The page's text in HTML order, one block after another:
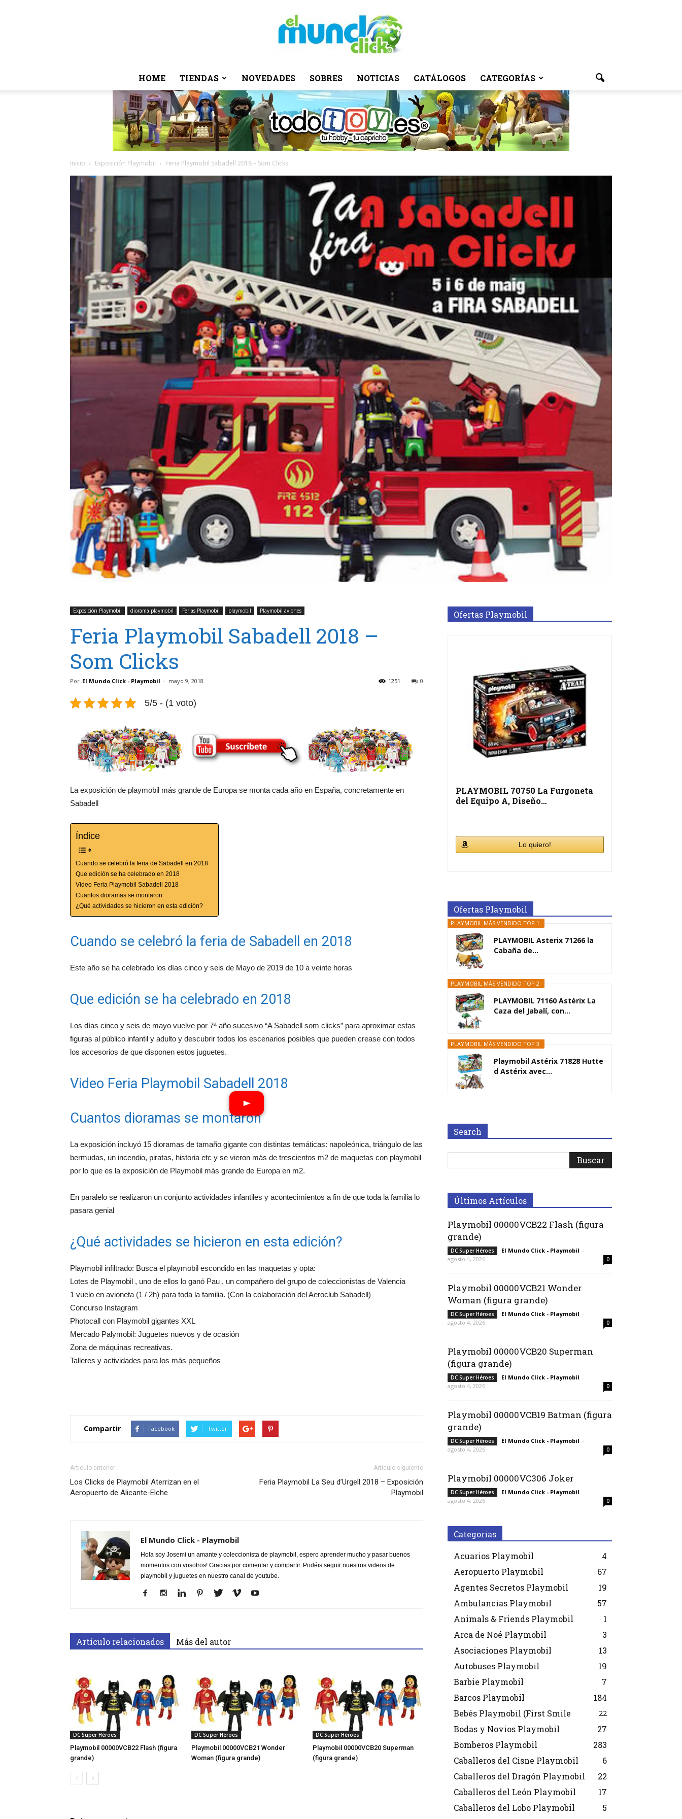
El
Click
HOME TIENDAS NOVEDADES SOBRES NOTICIAS CATÁLOGOS CATEGORÍAS
Inicio Exposición Playmobil Feria Playmobil Sabadell 2018 – Som Clicks
Exposición Playmobil diorama playmobil Ferias Playmobil playmobil Playmobil aviones
Feria Playmobil Sabadell 2018 –
Som Clicks
Por El Mundo Click - Playmobil - mayo 9, 2018 0
1251
5/5 - (1 voto)
La exposición de playmobil más grande de Europa se monta cada año en España, concretamente en
Sabadell
Índice
Cuando se celebró la feria de Sabadell en 2018
Que edición se ha celebrado en 2018
Video Feria Playmobil Sabadell 2018
Cuantos dioramas se montaron
¿Qué actividades se hicieron en esta edición?
Cuando se celebró la feria de Sabadell en 2018
Este año se ha celebrado los días cinco y seis de Mayo de 2019 de 10 a veinte horas
Que edición se ha celebrado en 2018
Los días cinco y seis de mayo vuelve por 7ª año sucesivo “A Sabadell som clicks” para aproximar estas
figuras al público infantil y adulto y descubrir todos los escenarios posibles que pueden crease con todos
los accesorios de que disponen estos juguetes.
Video Feria Playmobil Sabadell 2018
Cuantos dioramas se montaron
La exposición incluyó 15 dioramas de tamaño gigante con distintas temáticas: napoleónica, triángulo de las
bermudas, un incendio, piratas, historia etc y se vieron más de trescientos m2 de maquetas con playmobil
por lo que es la exposición de Playmobil más grande de Europa en m2.
En paralelo se realizaron un conjunto actividades infantiles y acontecimientos a fin de que toda la familia lo
pasara genial
¿Qué actividades se hicieron en esta edición?
Playmobil infiltrado: Busca el playmobil escondido en las maquetas y opta:
Lotes de Playmobil , uno de ellos lo ganó Pau , un compañero del grupo de coleccionistas de Valencia
1 vuelo en avioneta (1 / 2h) para toda la familia. (Con la colaboración del Aeroclub Sabadell)
Concurso Instagram
Photocall con Playmobil gigantes XXL
Mercado Palymobil: Juguetes nuevos y de ocasión
Zona de máquinas recreativas.
Talleres y actividades para los más pequeños
Compartir Facebook Twitter
Artículo anterior
Los Clicks de Playmobil Aterrizan en el
Aeropuerto de Alicante-Elche
Artículo siguiente
Feria Playmobil La Seu d’Urgell 2018 – Exposición
Playmobil
El Mundo Click - Playmobil
Hola soy Josemi un amante y coleccionista de playmobil, espero aprender mucho y pasar buenos
momentos con vosotros! Gracias por comentar y compartir. Podéis seguir nuestros videos de
playmobil y juguetes en nuestro canal de youtube.
Artículo relacionados Más del autor
DC Super Héroes
Playmobil 00000VCB22 Flash (figura
grande)
DC Super Héroes
Playmobil 00000VCB21 Wonder
Woman (figura grande)
DC Super Héroes
Playmobil 00000VCB20 Superman
(figura grande)
Ofertas Playmobil
PLAYMOBIL 70750 La Furgoneta
del Equipo A, Diseño…
Lo quiero!
Ofertas Playmobil
PLAYMOBIL MÁS VENDIDO TOP 1
PLAYMOBIL Asterix 71266 la
Cabaña de...
PLAYMOBIL MÁS VENDIDO TOP 2
PLAYMOBIL 71160 Astérix La
Caza del Jabalí, con...
PLAYMOBIL MÁS VENDIDO TOP 3
Playmobil Astérix 71828 Hutte
d Astérix avec...
Search
Últimos Artículos
Playmobil 00000VCB22 Flash (figura
grande)
DC Super Héroes El Mundo Click - Playmobil -
agosto 4, 2026
0
Playmobil 00000VCB21 Wonder
Woman (figura grande)
DC Super Héroes El Mundo Click - Playmobil -
agosto 4, 2026
0
Playmobil 00000VCB20 Superman
(figura grande)
DC Super Héroes El Mundo Click - Playmobil -
agosto 4, 2026
0
Playmobil 00000VCB19 Batman (figura
grande)
DC Super Héroes El Mundo Click - Playmobil -
agosto 4, 2026
0
Playmobil 00000VC306 Joker
DC Super Héroes El Mundo Click - Playmobil -
agosto 4, 2026
0
Categorias
Acuarios Playmobil
4
Aeropuerto Playmobil
67
Agentes Secretos Playmobil
19
Ambulancias Playmobil
57
Animals & Friends Playmobil
1
Arca de Noé Playmobil
3
Asociaciones Playmobil
13
Autobuses Playmobil
19
Barbie Playmobil
7
Barcos Playmobil
184
Bebés Playmobil (First Smile
22
Bodas y Novios Playmobil
27
Bomberos Playmobil
283
Caballeros del Cisne Playmobil
6
Caballeros del Dragón Playmobil
22
Caballeros del León Playmobil
17
Caballeros del Lobo Playmobil
5